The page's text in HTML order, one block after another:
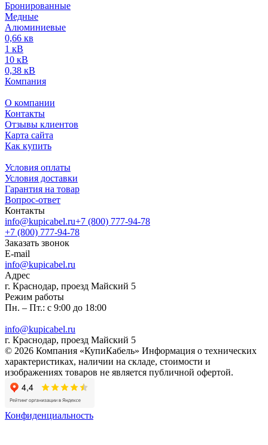
Бронированные
Медные
Алюминиевые
0,66 кв
1 кВ
10 кВ
0,38 кВ
Компания
О компании
Контакты
Отзывы клиентов
Карта сайта
Как купить
Условия оплаты
Условия доставки
Гарантия на товар
Вопрос-ответ
Контакты
info@kupicabel.ru+7 (800) 777-94-78
+7 (800) 777-94-78
Заказать звонок
E-mail
info@kupicabel.ru
Адрес
г. Краснодар, проезд Майский 5
Режим работы
Пн. – Пт.: с 9:00 до 18:00
info@kupicabel.ru
г. Краснодар, проезд Майский 5
© 2026 Компания «КупиКабель» Информация о технических
характеристиках, наличии на складе, стоимости и
изображениях товаров не является публичной офертой.
Конфиденциальность